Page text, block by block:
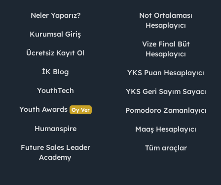
Neler Yaparız?
Kurumsal Giriş
Ücretsiz Kayıt Ol
İK Blog
YouthTech
Youth Awards Oy Ver
Humanspire
Future Sales Leader
Academy
Not Ortalaması
Hesaplayıcı
Vize Final Büt
Hesaplayıcı
YKS Puan Hesaplayıcı
YKS Geri Sayım Sayacı
Pomodoro Zamanlayıcı
Maaş Hesaplayıcı
Tüm araçlar